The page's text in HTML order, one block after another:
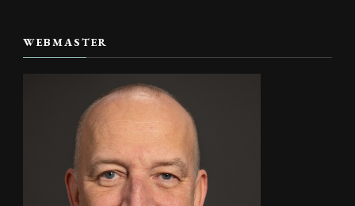
📷 Christian Reiter
#skate4fun
Foto
Auf Facebook anzeigen Teilen
WEBMASTER